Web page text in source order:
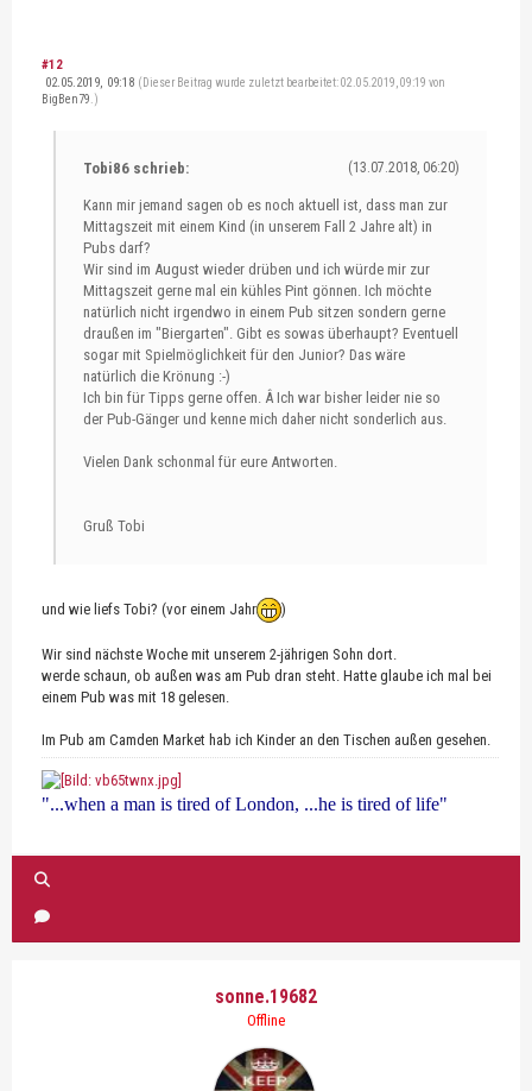
#12
02.05.2019, 09:18 (Dieser Beitrag wurde zuletzt bearbeitet: 02.05.2019, 09:19 von
BigBen79 .)
(13.07.2018, 06:20)
Tobi86 schrieb:
Kann mir jemand sagen ob es noch aktuell ist, dass man zur
Mittagszeit mit einem Kind (in unserem Fall 2 Jahre alt) in
Pubs darf?
Wir sind im August wieder drüben und ich würde mir zur
Mittagszeit gerne mal ein kühles Pint gönnen. Ich möchte
natürlich nicht irgendwo in einem Pub sitzen sondern gerne
draußen im "Biergarten". Gibt es sowas überhaupt? Eventuell
sogar mit Spielmöglichkeit für den Junior? Das wäre
natürlich die Krönung :-)
Ich bin für Tipps gerne offen. Â Ich war bisher leider nie so
der Pub-Gänger und kenne mich daher nicht sonderlich aus.
Vielen Dank schonmal für eure Antworten.
Gruß Tobi
und wie liefs Tobi? (vor einem Jahr )
Wir sind nächste Woche mit unserem 2-jährigen Sohn dort.
werde schaun, ob außen was am Pub dran steht. Hatte glaube ich mal bei
einem Pub was mit 18 gelesen.
Im Pub am Camden Market hab ich Kinder an den Tischen außen gesehen.
"...when a man is tired of London, ...he is tired of life"
sonne.19682
Offline